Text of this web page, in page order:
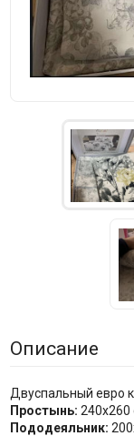
Описание
Двуспальный евро
Простынь: 240х260
Пододеяльник: